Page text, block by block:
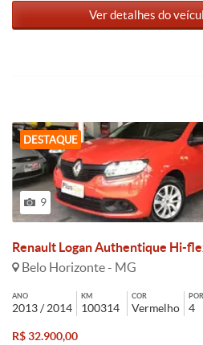
Ver detalhes do
DESTAQUE
9
Renault Logan Authentique Hi-
Belo Horizonte - MG
ANO
2013 / 2014
KM
100314
COR
Vermelho 4
R$ 32.900,00